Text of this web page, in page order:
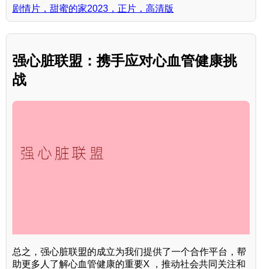
剧情片，甜蜜的家2023，正片，高清版
强心脏联盟：携手应对心血管健康挑
战
总之，强心脏联盟的成立为我们提供了一个合作平台，帮
助更多人了解心血管健康的重要X ，推动社会共同关注和